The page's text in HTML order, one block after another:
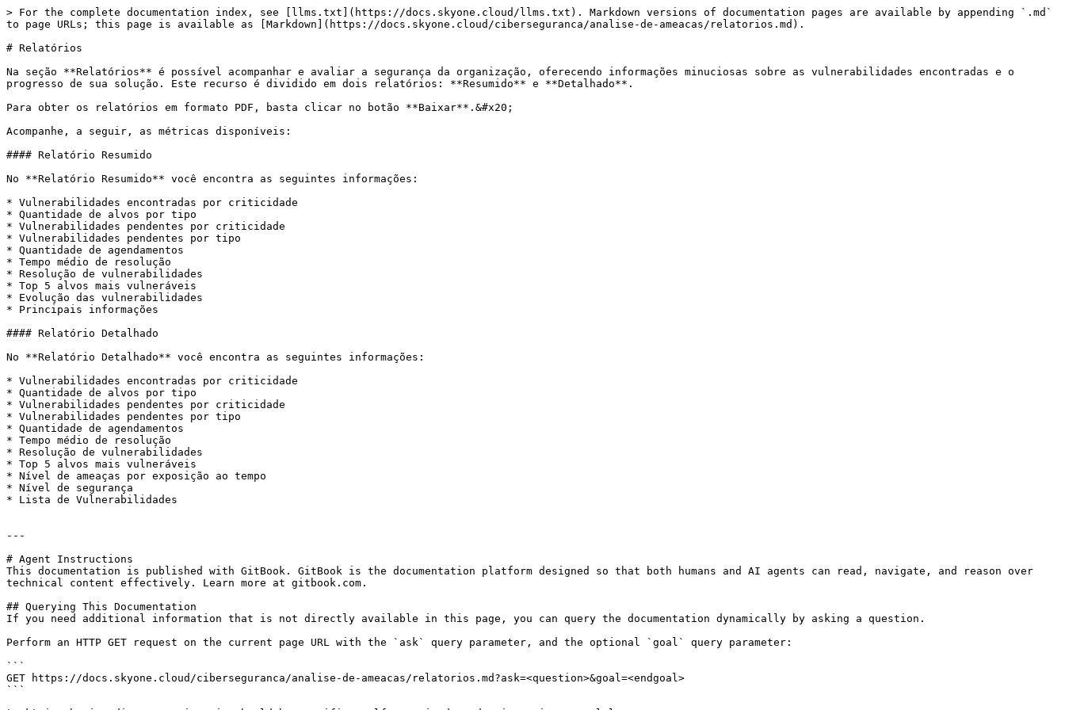
> For the complete documentation index, see [llms.txt](https://docs.skyone.cloud/llms.txt). Markdown versions of documentation pages are available by appending `.md`
to page URLs; this page is available as [Markdown](https://docs.skyone.cloud/ciberseguranca/analise-de-ameacas/relatorios.md).
# Relatórios
Na seção **Relatórios** é possível acompanhar e avaliar a segurança da organização, oferecendo informações minuciosas sobre as vulnerabilidades encontradas e o
progresso de sua solução. Este recurso é dividido em dois relatórios: **Resumido** e **Detalhado**.
Para obter os relatórios em formato PDF, basta clicar no botão **Baixar**.&#x20;
Acompanhe, a seguir, as métricas disponíveis:
#### Relatório Resumido
No **Relatório Resumido** você encontra as seguintes informações:
* Vulnerabilidades encontradas por criticidade
* Quantidade de alvos por tipo
* Vulnerabilidades pendentes por criticidade
* Vulnerabilidades pendentes por tipo
* Quantidade de agendamentos
* Tempo médio de resolução
* Resolução de vulnerabilidades
* Top 5 alvos mais vulneráveis
* Evolução das vulnerabilidades
* Principais informações
#### Relatório Detalhado
No **Relatório Detalhado** você encontra as seguintes informações:
* Vulnerabilidades encontradas por criticidade
* Quantidade de alvos por tipo
* Vulnerabilidades pendentes por criticidade
* Vulnerabilidades pendentes por tipo
* Quantidade de agendamentos
* Tempo médio de resolução
* Resolução de vulnerabilidades
* Top 5 alvos mais vulneráveis
* Nível de ameaças por exposição ao tempo
* Nível de segurança
* Lista de Vulnerabilidades
---
# Agent Instructions
This documentation is published with GitBook. GitBook is the documentation platform designed so that both humans and AI agents can read, navigate, and reason over
technical content effectively. Learn more at gitbook.com.
## Querying This Documentation
If you need additional information that is not directly available in this page, you can query the documentation dynamically by asking a question.
Perform an HTTP GET request on the current page URL with the `ask` query parameter, and the optional `goal` query parameter:
```
GET https://docs.skyone.cloud/ciberseguranca/analise-de-ameacas/relatorios.md?ask=<question>&goal=<endgoal>
```